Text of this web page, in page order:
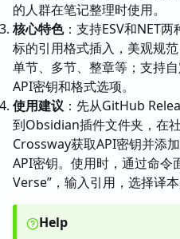
的人群在笔记整理时使用。
核心特色：支持ESV和NET
标的引用格式插入，美观规
单节、多节、整章等；支持
API密钥和格式选项。
使用建议 ：先从GitHub
到Obsidian插件文件夹，在
Crossway获取API密钥并添
API密钥。使用时，通过命
Verse”，输入引用，选择译
Help